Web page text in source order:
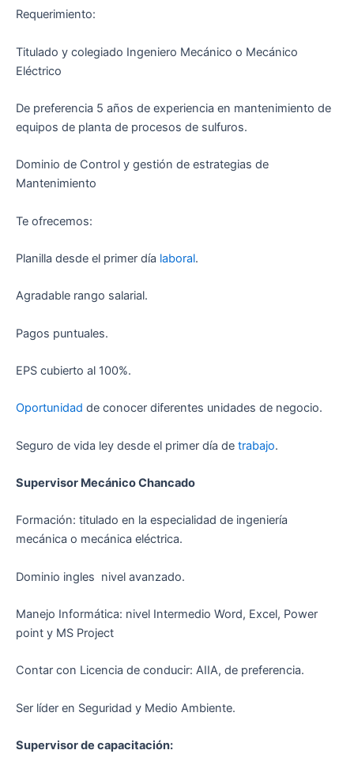
Requerimiento:
Titulado y colegiado Ingeniero Mecánico o Mecánico
Eléctrico
De preferencia 5 años de experiencia en mantenimiento de
equipos de planta de procesos de sulfuros.
Dominio de Control y gestión de estrategias de
Mantenimiento
Te ofrecemos:
Planilla desde el primer día laboral.
Agradable rango salarial.
Pagos puntuales.
EPS cubierto al 100%.
Oportunidad de conocer diferentes unidades de negocio.
Seguro de vida ley desde el primer día de trabajo.
Supervisor Mecánico Chancado
Formación: titulado en la especialidad de ingeniería
mecánica o mecánica eléctrica.
Dominio ingles nivel avanzado.
Manejo Informática: nivel Intermedio Word, Excel, Power
point y MS Project
Contar con Licencia de conducir: AIIA, de preferencia.
Ser líder en Seguridad y Medio Ambiente.
Supervisor de capacitación: